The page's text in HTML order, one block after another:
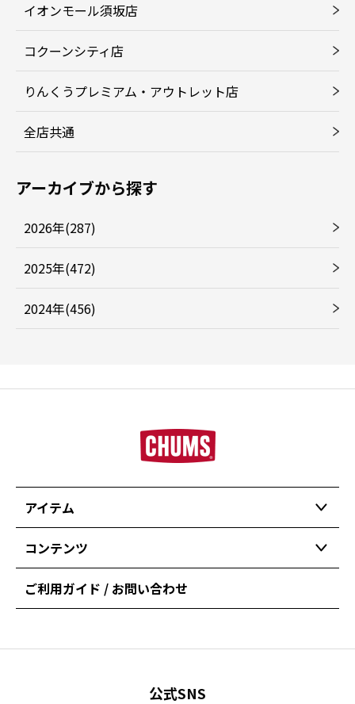
イオンモール須坂店
コクーンシティ店
りんくうプレミアム・アウトレット店
全店共通
アーカイブから探す
2026年(287)
2025年(472)
2024年(456)
アイテム
コンテンツ
ご利用ガイド / お問い合わせ
公式SNS